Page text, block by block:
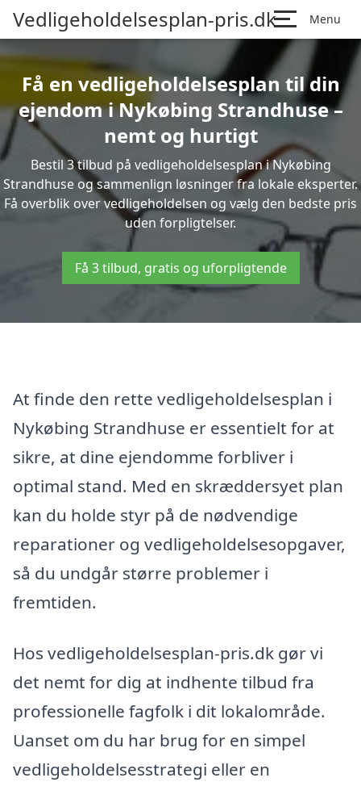
Vedligeholdelsesplan-pris.dk Menu
Få en vedligeholdelsesplan til din
ejendom i Nykøbing Strandhuse –
nemt og hurtigt
Bestil 3 tilbud på vedligeholdelsesplan i Nykøbing
Strandhuse og sammenlign løsninger fra lokale eksperter.
Få overblik over vedligeholdelsen og vælg den bedste pris
uden forpligtelser.
Få 3 tilbud, gratis og uforpligtende
At finde den rette vedligeholdelsesplan i
Nykøbing Strandhuse er essentielt for at
sikre, at dine ejendomme forbliver i
optimal stand. Med en skræddersyet plan
kan du holde styr på de nødvendige
reparationer og vedligeholdelsesopgaver,
så du undgår større problemer i
fremtiden.
Hos vedligeholdelsesplan-pris.dk gør vi
det nemt for dig at indhente tilbud fra
professionelle fagfolk i dit lokalområde.
Uanset om du har brug for en simpel
vedligeholdelsesstrategi eller en